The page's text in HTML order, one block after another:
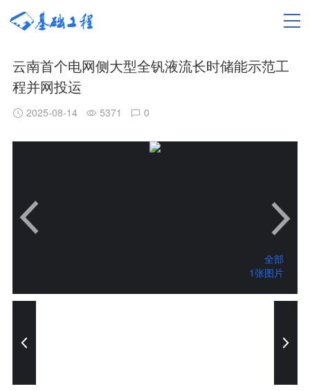
云南首个电网侧大型全钒液流长时储能示范工
程并网投运
2025-08-14 5371 0
全部
1张图片